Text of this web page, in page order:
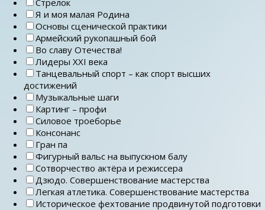
Я и моя малая Родина
Основы сценической практики
Армейский рукопашный бой
Во славу Отечества!
Лидеры ХХI века
Танцевальный спорт – как спорт высших
достижений
Музыкальные шаги
Картинг – профи
Силовое троеборье
Консонанс
Гран па
Фигурный вальс на выпускном балу
Сотворчество актёра и режиссера
Дзюдо. Совершенствование мастерства
Легкая атлетика. Совершенствование мастерства
Историческое фехтование продвинутой подготовки